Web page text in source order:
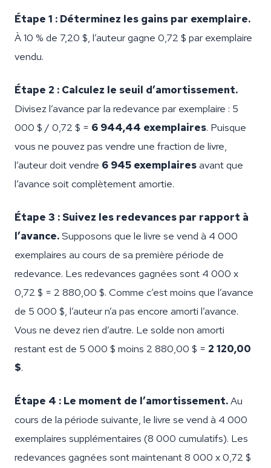
Étape 1 : Déterminez les gains par exemplaire.
À 10 % de 7,20 $, l’auteur gagne 0,72 $ par exemplaire
vendu.
Étape 2 : Calculez le seuil d’amortissement.
Divisez l’avance par la redevance par exemplaire : 5
000 $ / 0,72 $ = 6 944,44 exemplaires. Puisque
vous ne pouvez pas vendre une fraction de livre,
l’auteur doit vendre 6 945 exemplairesavant que
l’avance soit complètement amortie.
Étape 3 : Suivez les redevances par rapport à
l’avance.Supposons que le livre se vend à 4 000
exemplaires au cours de sa première période de
redevance. Les redevances gagnées sont 4 000 x
0,72 $ = 2 880,00 $. Comme c’est moins que l’avance
de 5 000 $, l’auteur n’a pas encore amorti l’avance.
Vous ne devez rien d’autre. Le solde non amorti
restant est de 5 000 $ moins 2 880,00 $ = 2 120,00
$.
Étape 4 : Le moment de l’amortissement.Au
cours de la période suivante, le livre se vend à 4 000
exemplaires supplémentaires (8 000 cumulatifs). Les
redevances gagnées sont maintenant 8 000 x 0,72 $